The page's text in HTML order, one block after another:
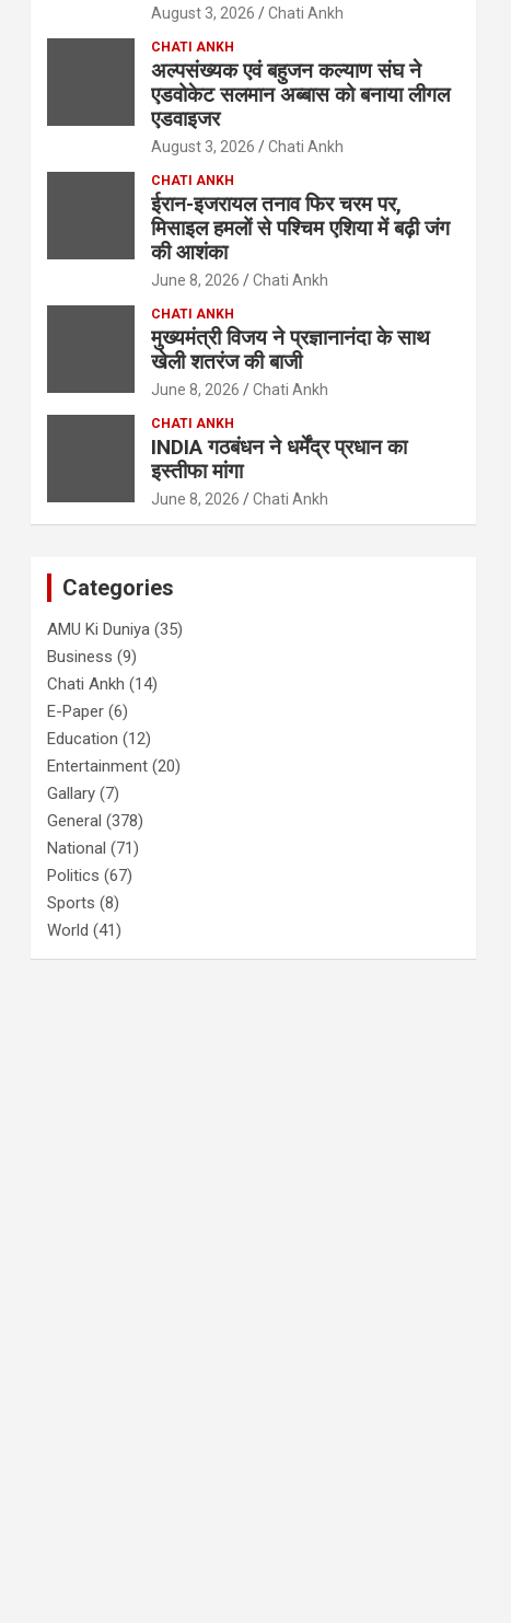
August 3, 2026 Chati Ankh
CHATI ANKH
अल्पसंख्यक एवं बहुजन कल्याण संघ ने
एडवोकेट सलमान अब्बास को बनाया लीगल
एडवाइजर
August 3, 2026 Chati Ankh
CHATI ANKH
ईरान-इजरायल तनाव फिर चरम पर,
मिसाइल हमलों से पश्चिम एशिया में बढ़ी जंग
की आशंका
June 8, 2026 Chati Ankh
CHATI ANKH
मुख्यमंत्री विजय ने प्रज्ञानानंदा के साथ
खेली शतरंज की बाजी
June 8, 2026 Chati Ankh
CHATI ANKH
INDIA गठबंधन ने धर्मेंद्र प्रधान का
इस्तीफा मांगा
June 8, 2026 Chati Ankh
Categories
AMU Ki Duniya (35)
Business (9)
Chati Ankh (14)
E-Paper (6)
Education (12)
Entertainment (20)
Gallary (7)
General (378)
National (71)
Politics (67)
Sports (8)
World (41)